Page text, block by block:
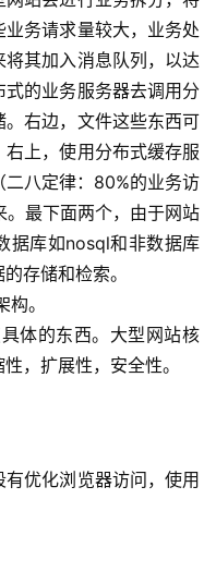
务请求量较大，业务处
其加入消息队列，以达
的业务服务器去调用分
右边，文件这些东西可
上，使用分布式缓存服
八定律：80%的业务访
最下面两个，由于网站
据库如nosql和非数据库
存储和检索。
构。
，扩展性，安全性。
优化浏览器访问，使用